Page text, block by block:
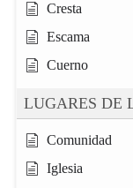
Cresta
Escama
Cuerno
LUGARES DE
Comunidad
Iglesia